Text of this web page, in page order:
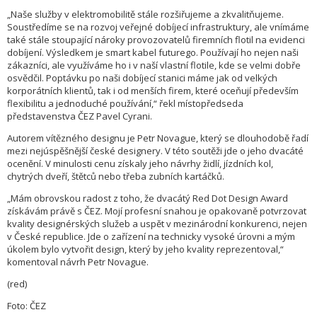
„Naše služby v elektromobilitě stále rozšiřujeme a zkvalitňujeme.
Soustředíme se na rozvoj veřejné dobíjecí infrastruktury, ale vnímáme
také stále stoupající nároky provozovatelů firemních flotil na evidenci
dobíjení. Výsledkem je smart kabel futurego. Používají ho nejen naši
zákazníci, ale využíváme ho i v naší vlastní flotile, kde se velmi dobře
osvědčil. Poptávku po naši dobíjecí stanici máme jak od velkých
korporátních klientů, tak i od menších firem, které oceňují především
flexibilitu a jednoduché používání,“ řekl místopředseda
představenstva ČEZ Pavel Cyrani.
Autorem vítězného designu je Petr Novague, který se dlouhodobě řadí
mezi nejúspěšnější české designery. V této soutěži jde o jeho dvacáté
ocenění. V minulosti cenu získaly jeho návrhy židlí, jízdních kol,
chytrých dveří, štětců nebo třeba zubních kartáčků.
„Mám obrovskou radost z toho, že dvacátý Red Dot Design Award
získávám právě s ČEZ. Mojí profesní snahou je opakovaně potvrzovat
kvality designérských služeb a uspět v mezinárodní konkurenci, nejen
v České republice. Jde o zařízení na technicky vysoké úrovni a mým
úkolem bylo vytvořit design, který by jeho kvality reprezentoval,“
komentoval návrh Petr Novague.
(red)
Foto: ČEZ